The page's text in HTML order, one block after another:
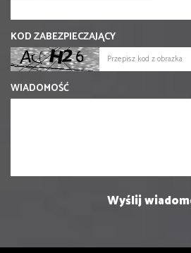
KOD ZABEZPIECZAJĄCY
WIADOMOŚĆ